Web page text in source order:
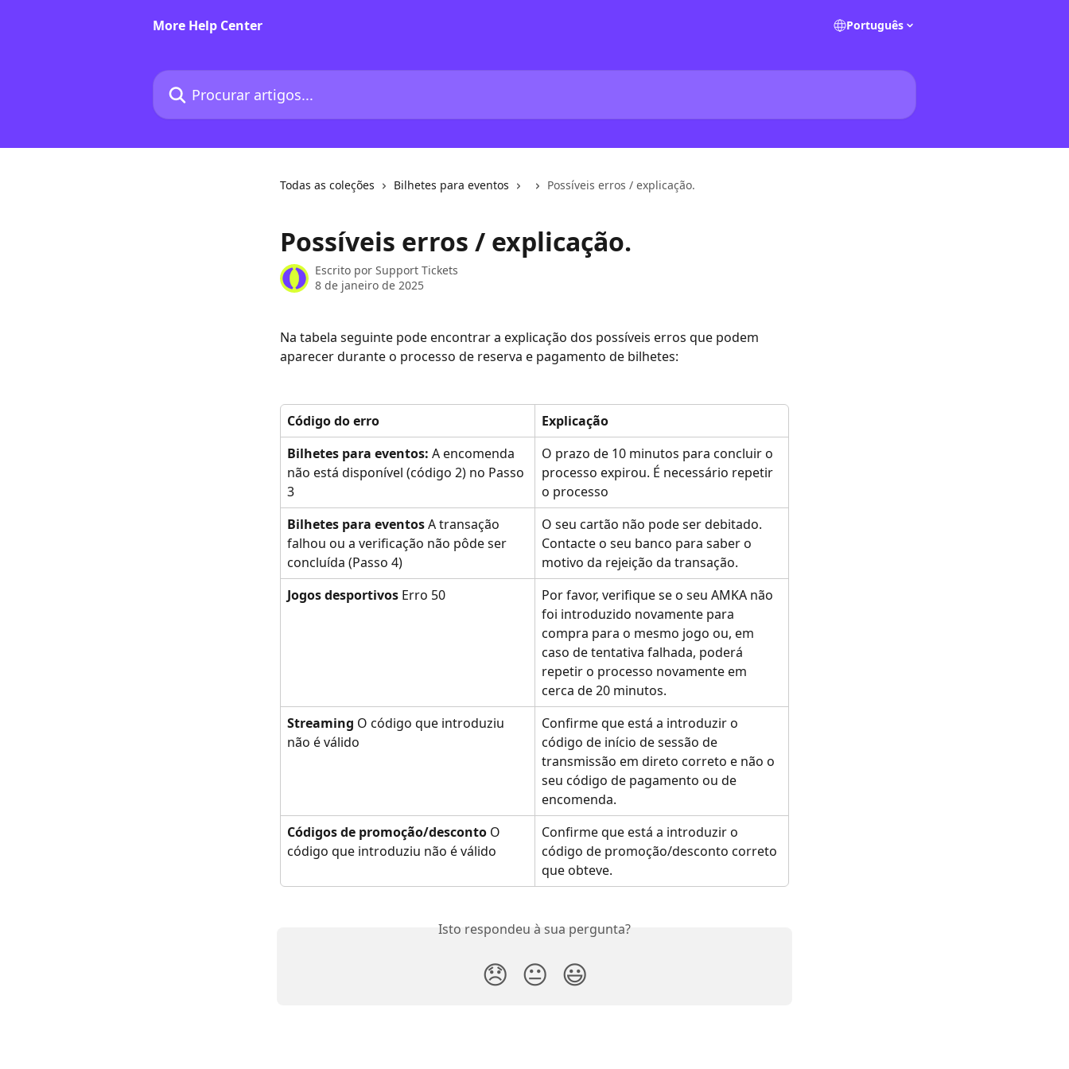
More Help Center
Português
Procurar artigos...
Todas as coleções Bilhetes para eventos Possíveis erros / explicação.
Possíveis erros / explicação.
Escrito por Support Tickets
8 de janeiro de 2025
Na tabela seguinte pode encontrar a explicação dos possíveis erros que podem
aparecer durante o processo de reserva e pagamento de bilhetes:
Código do erro
Explicação
Bilhetes para eventos: A encomenda
não está disponível (código 2) no Passo
3
O prazo de 10 minutos para concluir o
processo expirou. É necessário repetir
o processo
Bilhetes para eventos A transação
falhou ou a verificação não pôde ser
concluída (Passo 4)
O seu cartão não pode ser debitado.
Contacte o seu banco para saber o
motivo da rejeição da transação.
Jogos desportivos Erro 50
Por favor, verifique se o seu AMKA não
foi introduzido novamente para
compra para o mesmo jogo ou, em
caso de tentativa falhada, poderá
repetir o processo novamente em
cerca de 20 minutos.
Streaming O código que introduziu
não é válido
Confirme que está a introduzir o
código de início de sessão de
transmissão em direto correto e não o
seu código de pagamento ou de
encomenda.
Códigos de promoção/desconto O
código que introduziu não é válido
Confirme que está a introduzir o
código de promoção/desconto correto
que obteve.
Isto respondeu à sua pergunta?
😞 😐 😃